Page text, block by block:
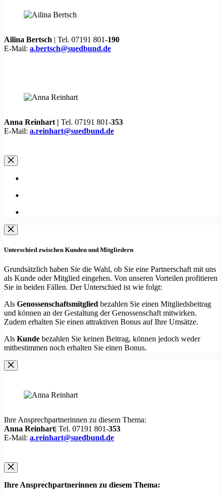
Ailina Bertsch | Tel. 07191 801-190
E-Mail: a.bertsch@suedbund.de
Anna Reinhart | Tel. 07191 801-353
E-Mail: a.reinhart@suedbund.de
Unterschied zwischen Kunden und Mitgliedern
Grundsätzlich haben Sie die Wahl, ob Sie eine Partnerschaft mit uns
als Kunde oder Mitglied eingehen. Von unseren Vorteilen profitieren
Sie in beiden Fällen. Der Unterschied ist wie folgt:
Als Genossenschaftsmitglied bezahlen Sie einen Mitgliedsbeitrag
und können an der Gestaltung der Genossenschaft mitwirken.
Zudem erhalten Sie einen attraktiven Bonus auf Ihre Umsätze.
Als Kunde bezahlen Sie keinen Beitrag, können jedoch weder
mitbestimmen noch erhalten Sie einen Bonus.
Ihre Ansprechpartnerinnen zu diesem Thema:
Anna Reinhart| Tel. 07191 801-353
E-Mail: a.reinhart@suedbund.de
Ihre Ansprechpartnerinnen zu diesem Thema: